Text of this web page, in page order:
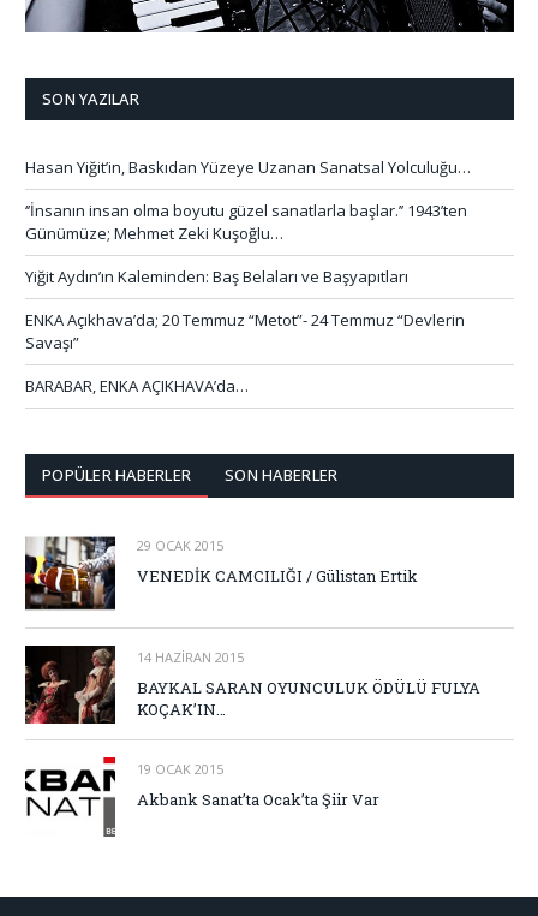
SON YAZILAR
Hasan Yiğit’in, Baskıdan Yüzeye Uzanan Sanatsal Yolculuğu…
‘’İnsanın insan olma boyutu güzel sanatlarla başlar.’’ 1943’ten
Günümüze; Mehmet Zeki Kuşoğlu…
Yiğit Aydın’ın Kaleminden: Baş Belaları ve Başyapıtları
ENKA Açıkhava’da; 20 Temmuz “Metot”- 24 Temmuz “Devlerin
Savaşı”
BARABAR, ENKA AÇIKHAVA’da…
POPÜLER HABERLER SON HABERLER
29 OCAK 2015
VENEDİK CAMCILIĞI / Gülistan Ertik
14 HAZIRAN 2015
BAYKAL SARAN OYUNCULUK ÖDÜLÜ FULYA
KOÇAK’IN…
19 OCAK 2015
Akbank Sanat’ta Ocak’ta Şiir Var